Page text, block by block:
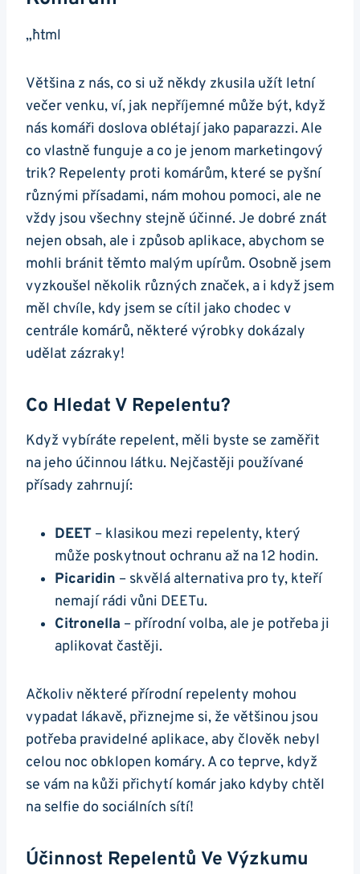
„`html
Většina z nás, co si už někdy zkusila užít letní
večer venku, ví, jak nepříjemné může být, když
nás komáři doslova oblétají jako paparazzi. Ale
co vlastně funguje a co je jenom marketingový
trik? Repelenty proti komárům, které se pyšní
různými přísadami, nám mohou pomoci, ale ne
vždy jsou všechny stejně účinné. Je dobré znát
nejen obsah, ale i způsob aplikace, abychom se
mohli bránit těmto malým upírům. Osobně jsem
vyzkoušel několik různých značek, a i když jsem
měl chvíle, kdy jsem se cítil jako chodec v
centrále komárů, některé výrobky dokázaly
udělat zázraky!
Co Hledat V Repelentu?
Když vybíráte repelent, měli byste se zaměřit
na jeho účinnou látku. Nejčastěji používané
přísady zahrnují:
DEET – klasikou mezi repelenty, který
může poskytnout ochranu až na 12 hodin.
Picaridin – skvělá alternativa pro ty, kteří
nemají rádi vůni DEETu.
Citronella – přírodní volba, ale je potřeba ji
aplikovat častěji.
Ačkoliv některé přírodní repelenty mohou
vypadat lákavě, přiznejme si, že většinou jsou
potřeba pravidelné aplikace, aby člověk nebyl
celou noc obklopen komáry. A co teprve, když
se vám na kůži přichytí komár jako kdyby chtěl
na selfie do sociálních sítí!
Účinnost Repelentů Ve Výzkumu